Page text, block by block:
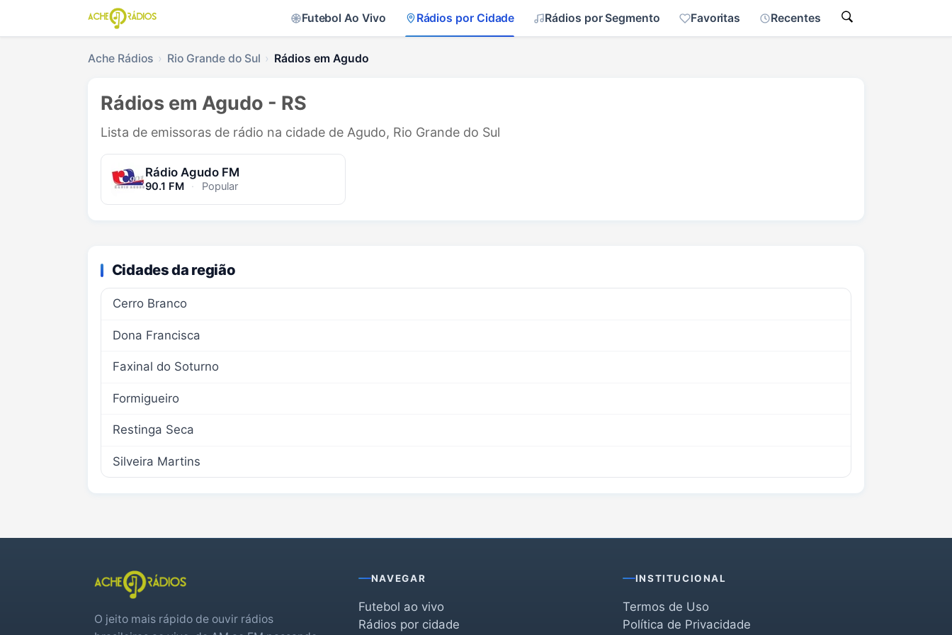
Futebol Ao Vivo Rádios por Cidade Rádios por Segmento Favoritas Recentes
Ache Rádios Rio Grande do Sul Rádios em Agudo
Rádios em Agudo - RS
Lista de emissoras de rádio na cidade de Agudo, Rio Grande do Sul
Rádio Agudo FM
90.1 FM · Popular
Cidades da região
Cerro Branco
Dona Francisca
Faxinal do Soturno
Formigueiro
Restinga Seca
Silveira Martins
O jeito mais rápido de ouvir rádios
NAVEGAR
Futebol ao vivo
Rádios por cidade
INSTITUCIONAL
Termos de Uso
Política de Privacidade